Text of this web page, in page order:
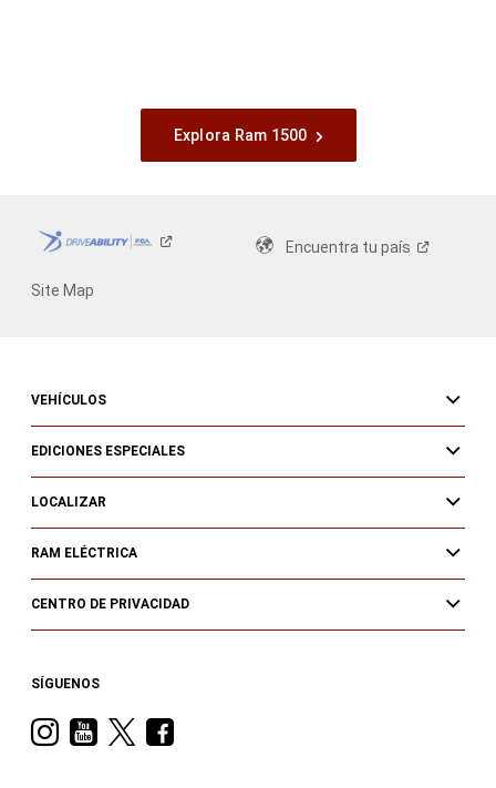
Explora Ram 1500
Encuentra tupaís
Site Map
VEHÍCULOS
EDICIONES ESPECIALES
LOCALIZAR
RAM ELÉCTRICA
CENTRO DE PRIVACIDAD
SÍGUENOS
VisitVisitVisitVisit